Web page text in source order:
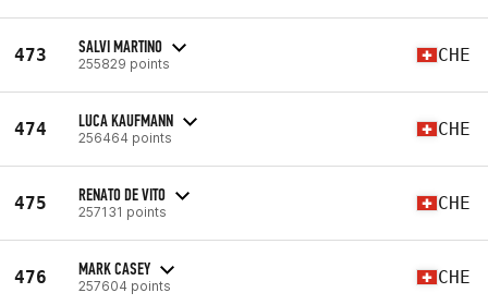
473 SALVI MARTINO
255829 points CHE
474 LUCA KAUFMANN
256464 points CHE
475 RENATO DE VITO
257131 points CHE
476 MARK CASEY
257604 points CHE